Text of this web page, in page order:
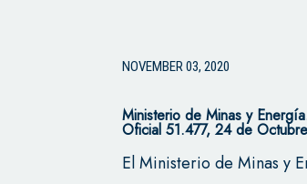
NOVEMBER 03, 2020
Ministerio de Minas y
Oficial 51.477, 24 de
El Ministerio de Minas y